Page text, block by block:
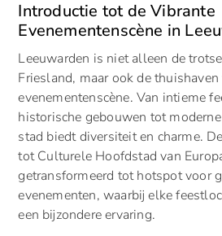
Introductie tot de Vibrante
Evenementenscène in
Leeuwarden is niet alleen de
Friesland, maar ook de
evenementenscène. Van intieme
historische gebouwen tot
stad biedt diversiteit en charme.
tot Culturele Hoofdstad van
getransformeerd tot hotspot voor
evenementen, waarbij elke
een bijzondere ervaring.